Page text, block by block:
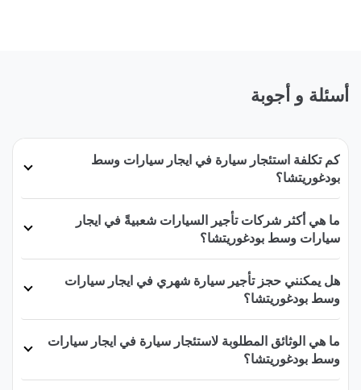
أسئلة و أجوبة
كم تكلفة استئجار سيارة في ايجار سيارات وسط
بودغوريتشا؟
ما هي أكثر شركات تأجير السيارات شعبيةً في ايجار
سيارات وسط بودغوريتشا؟
هل يمكنني حجز تأجير سيارة شهري في ايجار سيارات
وسط بودغوريتشا؟
ما هي الوثائق المطلوبة لاستئجار سيارة في ايجار سيارات
وسط بودغوريتشا؟